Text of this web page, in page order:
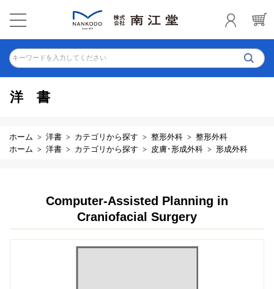
キーワードを入力してください
洋書
ホーム 洋書 カテゴリから探す 整形外科
整形外科
ホーム
洋書 カテゴリから探す 皮膚･形成外科 形成外科
Computer-Assisted Planning in
Craniofacial Surgery